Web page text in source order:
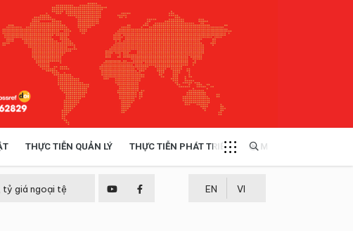
THỰC TIỄN QUẢN LÝ THỰC TIỄN PHÁT TRIỂN MULTIMEDIA
tỷ giá ngoại tệ EN VI